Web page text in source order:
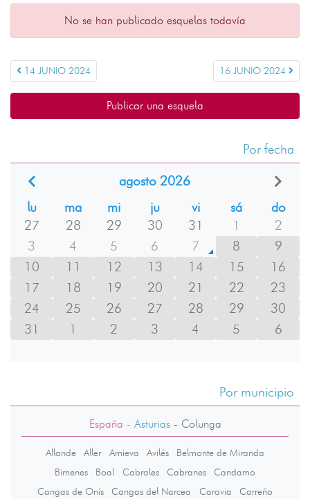
No se han publicado esquelas todavía
14 JUNIO 2024 16 JUNIO 2024
Publicar una esquela
Por fecha
agosto 2026
lu
ma mi ju vi sá
do
27
28 29 30 31 1
2
3
4 5 6 7 8
9
10
11 12 13 14 15
16
17
18 19 20 21 22
23
24
25 26 27 28 29
30
31
1 2 3 4 5 6
Por municipio
España - Asturias- Colunga
Allande Aller Amieva Avilés
Belmonte de Miranda
Bimenes
Boal Cabrales Cabranes
Candamo
Cangas de Onís
Cangas del Narcea Caravia
Carreño